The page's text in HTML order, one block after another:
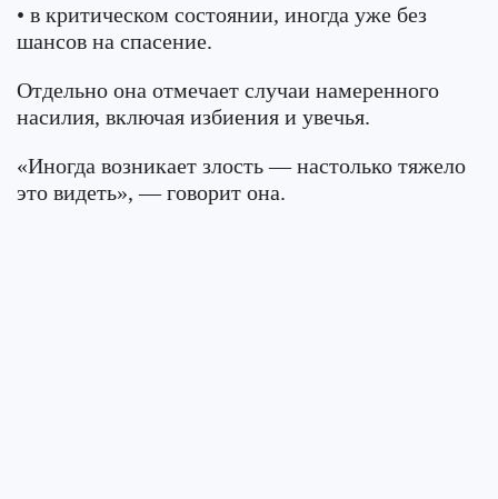
• в критическом состоянии, иногда уже без
шансов на спасение.
Отдельно она отмечает случаи намеренного
насилия, включая избиения и увечья.
«Иногда возникает злость — настолько тяжело
это видеть», — говорит она.